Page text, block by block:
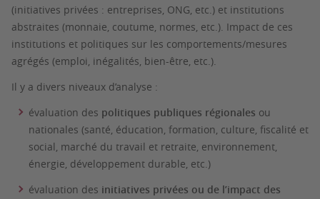
(initiatives privées : entreprises, ONG, etc.) et institutions
abstraites (monnaie, coutume, normes, etc.). Impact de ces
institutions et politiques sur les comportements/mesures
agrégés (emploi, inégalités, bien-être, etc.).
Il y a divers niveaux d’analyse :
évaluation des politiques publiques régionales ou
nationales (santé, éducation, formation, culture, fiscalité et
social, marché du travail et retraite, environnement,
énergie, développement durable, etc.)
évaluation des initiatives privées ou de l’impact des